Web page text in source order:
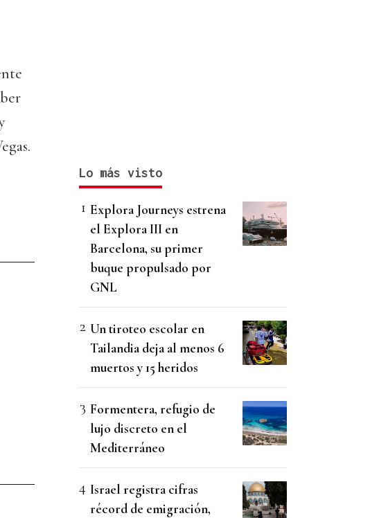
Lo más visto
Explora Journeys estrena
el Explora III en
Barcelona, su primer
buque propulsado por
GNL
Un tiroteo escolar en
Tailandia deja al menos 6
muertos y 15 heridos
Formentera, refugio de
lujo discreto en el
Mediterráneo
Israel registra cifras
récord de emigración,